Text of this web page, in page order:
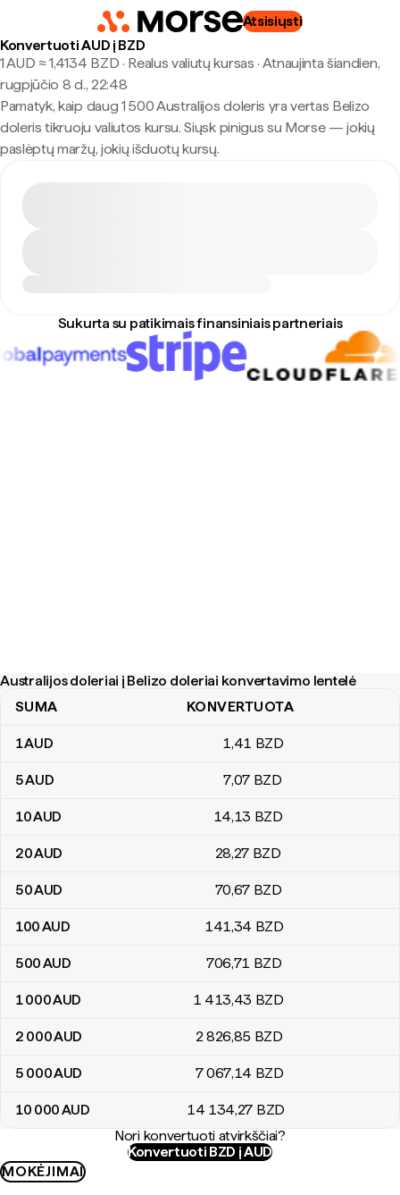
Atsisiųsti
Konvertuoti AUD į BZD
1 AUD ≈ 1,4134 BZD · Realus valiutų kursas · Atnaujinta šiandien,
rugpjūčio 8 d., 22:48
Pamatyk, kaip daug 1 500 Australijos doleris yra vertas Belizo
doleris tikruoju valiutos kursu. Siųsk pinigus su Morse — jokių
paslėptų maržų, jokių išduotų kursų.
Sukurta su patikimais finansiniais partneriais
Australijos doleriai į Belizo doleriai konvertavimo lentelė
Australijos doleriai į Belizo doleriai konvertavimo lentelė
SUMA KONVERTUOTA
1AUD 1,41 BZD
5AUD 7,07 BZD
10AUD 14,13 BZD
20AUD 28,27 BZD
50AUD 70,67 BZD
100AUD 141,34 BZD
500AUD 706,71 BZD
1 000AUD 1 413,43 BZD
2 000AUD 2 826,85 BZD
5 000AUD 7 067,14 BZD
10 000AUD 14 134,27 BZD
Nori konvertuoti atvirkščiai?
Konvertuoti BZD į AUD
MOKĖJIMAI